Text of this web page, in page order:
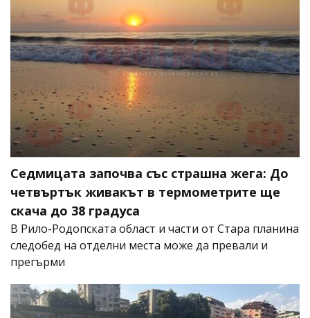
Седмицата започва със страшна жега: До
четвъртък живакът в термометрите ще
скача до 38 градуса
В Рило-Родопската област и части от Стара планина
следобед на отделни места може да превали и
прегърми